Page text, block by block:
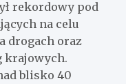
rekordowy pod
na celu
drogach oraz
krajowych.
blisko 40